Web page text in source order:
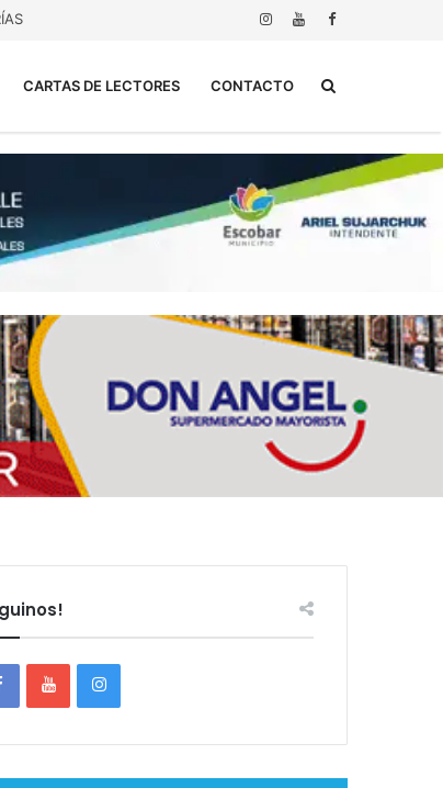
CARTAS DE LECTORES CONTACTO